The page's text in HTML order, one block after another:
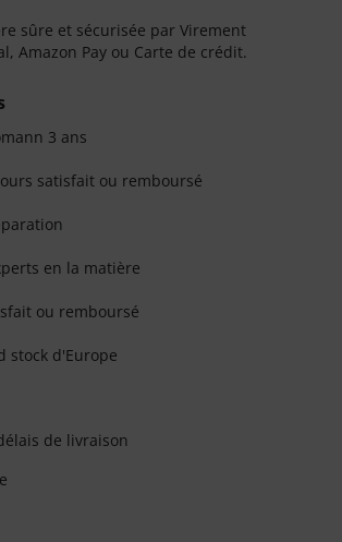
sûre et sécurisée par Virement
Amazon Pay ou Carte de crédit.
3 ans
satisfait ou remboursé
en la matière
ou remboursé
stock d'Europe
de livraison